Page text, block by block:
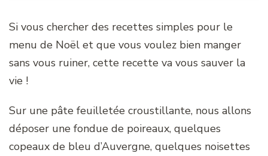
Si vous chercher des recettes simples pour le
menu de Noël et que vous voulez bien manger
sans vous ruiner, cette recette va vous sauver la
vie !
Sur une pâte feuilletée croustillante, nous allons
déposer une fondue de poireaux, quelques
copeaux de bleu d’Auvergne, quelques noisettes